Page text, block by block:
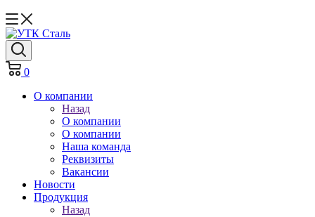
0
О компании
Назад
О компании
О компании
Наша команда
Реквизиты
Вакансии
Новости
Продукция
Назад